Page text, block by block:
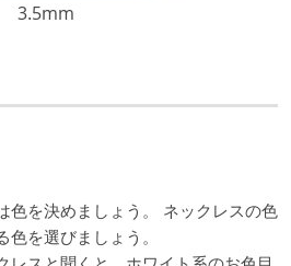
3.5mm
色を決めましょう。 ネックレスの色
を選びましょう。